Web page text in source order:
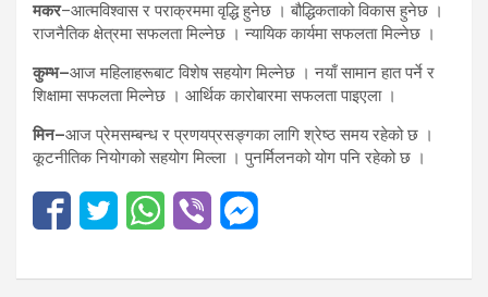
मकर–आत्मविश्वास र पराक्रममा वृद्धि हुनेछ । बौद्धिकताको विकास हुनेछ ।
राजनैतिक क्षेत्रमा सफलता मिल्नेछ । न्यायिक कार्यमा सफलता मिल्नेछ ।
कुम्भ–आज महिलाहरूबाट विशेष सहयोग मिल्नेछ । नयाँ सामान हात पर्ने र
शिक्षामा सफलता मिल्नेछ । आर्थिक कारोबारमा सफलता पाइएला ।
मिन–आज प्रेमसम्बन्ध र प्रणयप्रसङ्गका लागि श्रेष्ठ समय रहेको छ ।
कूटनीतिक नियोगको सहयोग मिल्ला । पुनर्मिलनको योग पनि रहेको छ ।